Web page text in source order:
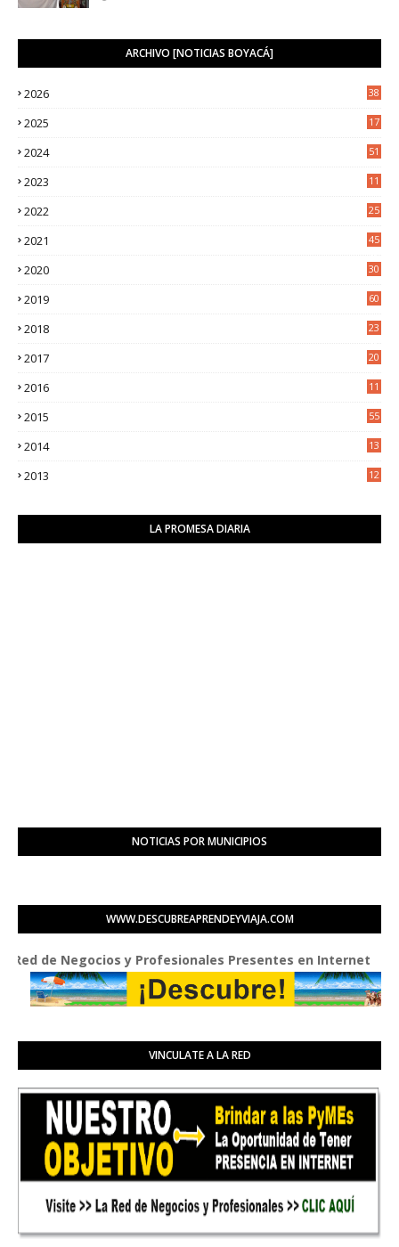
ARCHIVO [NOTICIAS BOYACÁ]
2026 38
2025
17
2024 51
2023
11
2022
25
2021
45
2020
30
2019 60
2018
23
2017
20
2016
11
2015 55
2014
13
2013
12
LA PROMESA DIARIA
NOTICIAS POR MUNICIPIOS
WWW.DESCUBREAPRENDEYVIAJA.COM
Negocios y Profesionales Presentes en Internet
VINCULATE A LA RED